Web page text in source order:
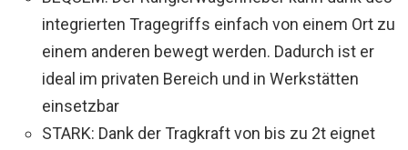
integrierten Tragegriffs einfach von einem Ort zu
einem anderen bewegt werden. Dadurch ist er
ideal im privaten Bereich und in Werkstätten
einsetzbar
STARK: Dank der Tragkraft von bis zu 2t eignet